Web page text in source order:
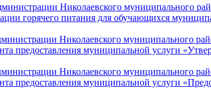
Николаевского муниципального
горячего питания для обучающихся
Николаевского муниципального
предоставления муниципальной услуги
Николаевского муниципального
предоставления муниципальной услуги